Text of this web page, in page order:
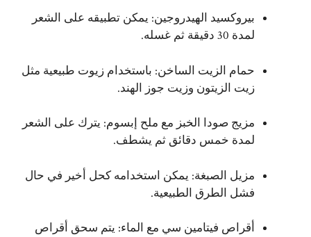
بيروكسيد الهيدروجين: يمكن تطبيقه على الشعر
لمدة 30 دقيقة ثم غسله.
حمام الزيت الساخن: باستخدام زيوت طبيعية مثل
زيت الزيتون وزيت جوز الهند.
مزيج صودا الخبز مع ملح إبسوم: يترك على الشعر
لمدة خمس دقائق ثم يشطف.
مزيل الصبغة: يمكن استخدامه كحل أخير في حال
فشل الطرق الطبيعية.
أقراص فيتامين سي مع الماء: يتم سحق أقراص